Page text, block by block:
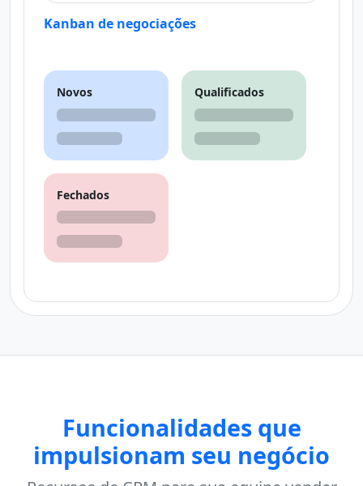
Kanban de negociações
Novos Qualificados
Fechados
Funcionalidades que
impulsionam seu negócio